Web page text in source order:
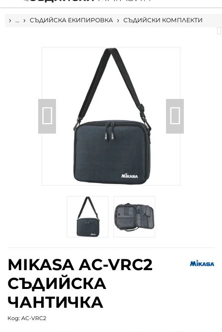
НАЧАЛО
… СЪДИЙСКА ЕКИПИРОВКА СЪДИЙСКИ КОМПЛЕКТИ
MIKASA AC-VRC2
СЪДИЙСКА
ЧАНТИЧКА
Код: AC-VRC2